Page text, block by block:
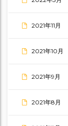
2021年11月
2021年10月
2021年9月
2021年8月